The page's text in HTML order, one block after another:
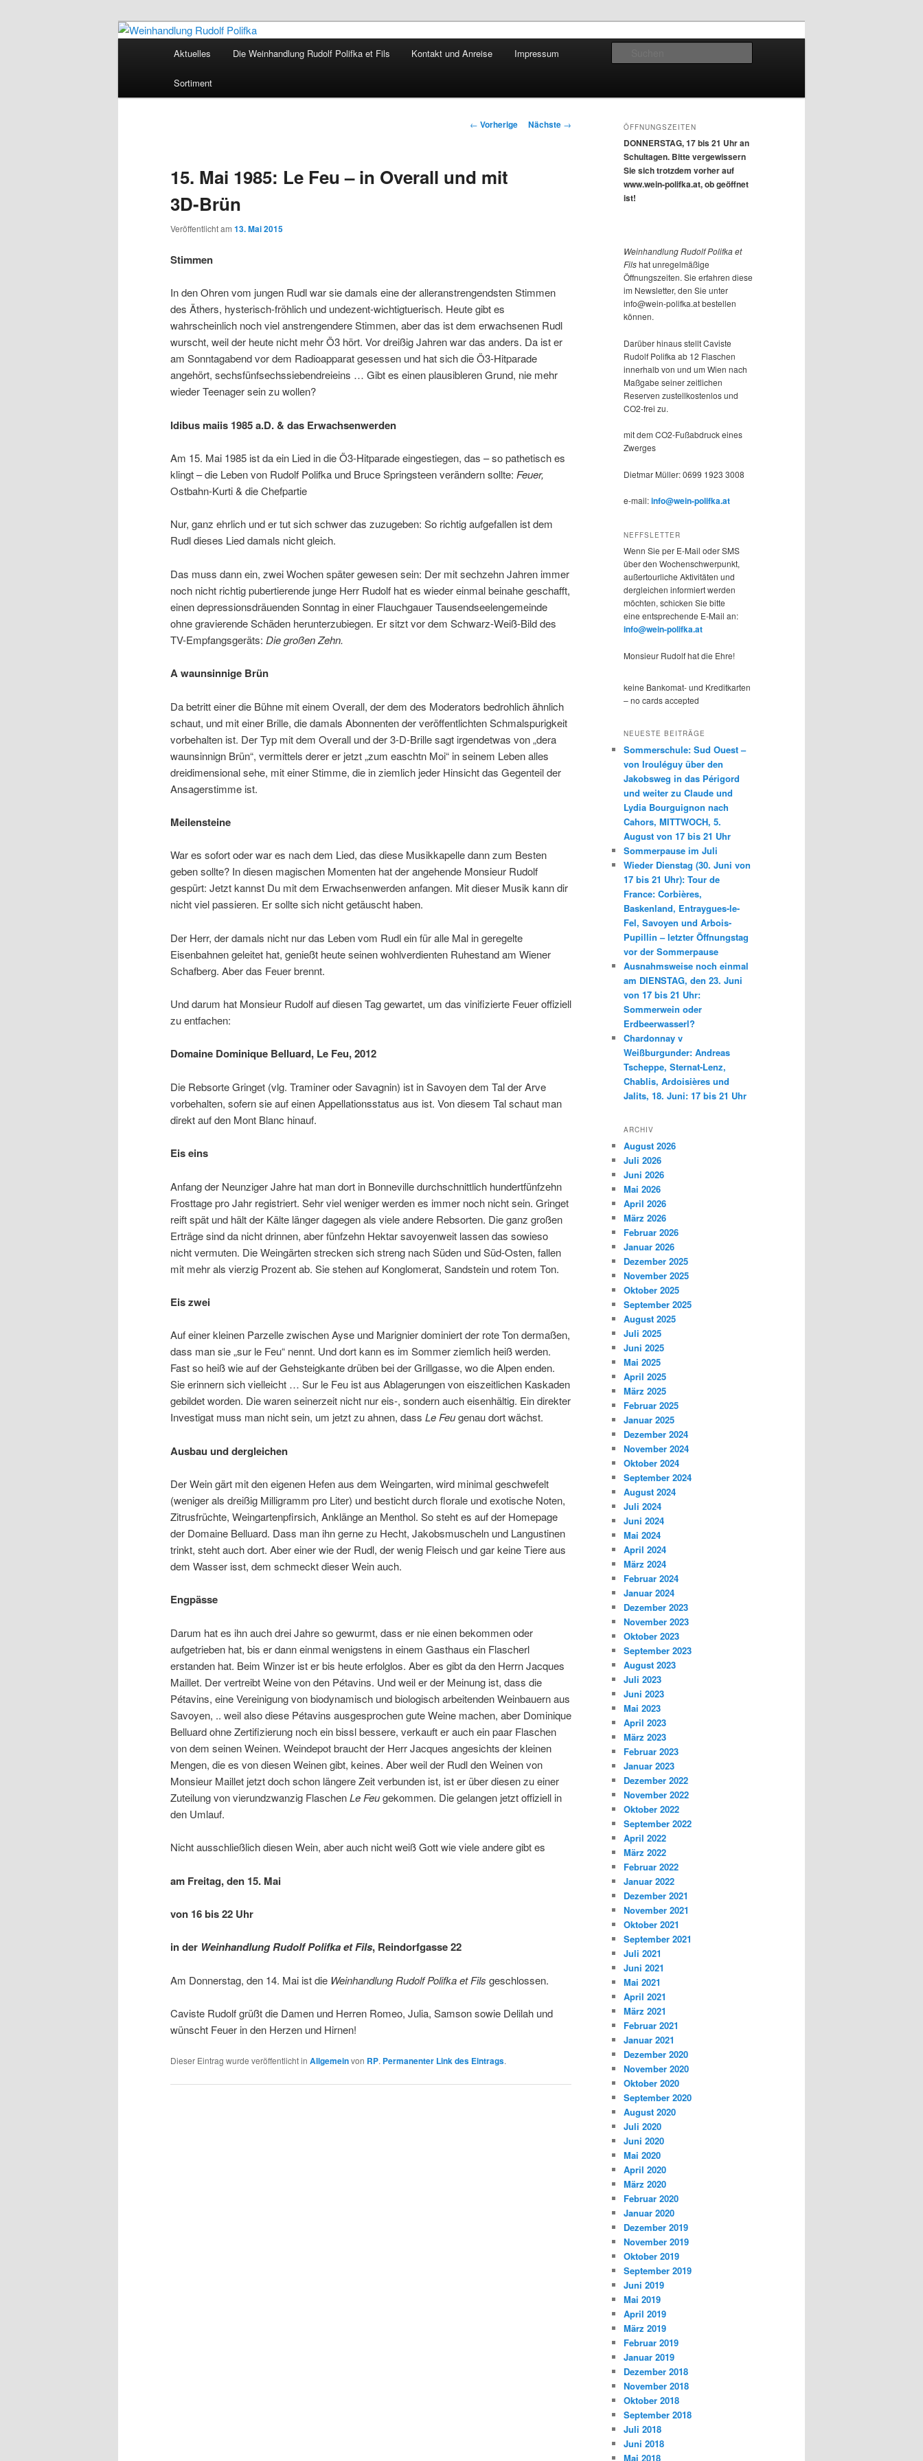
Weinhandlung Rudolf Polifka
Zum Inhalt wechseln
Aktuelles Die Weinhandlung Rudolf Polifka et Fils Kontakt und Anreise Impressum
Sortiment
Artikelnavigation
← Vorherige Nächste →
15. Mai 1985: Le Feu – in Overall und mit
3D-Brün
Veröffentlicht am 13. Mai 2015
Stimmen
In den Ohren vom jungen Rudl war sie damals eine der alleranstrengendsten Stimmen
des Äthers, hysterisch-fröhlich und undezent-wichtigtuerisch. Heute gibt es
wahrscheinlich noch viel anstrengendere Stimmen, aber das ist dem erwachsenen Rudl
wurscht, weil der heute nicht mehr Ö3 hört. Vor dreißig Jahren war das anders. Da ist er
am Sonntagabend vor dem Radioapparat gesessen und hat sich die Ö3-Hitparade
angehört, sechsfünfsechssiebendreieins … Gibt es einen plausibleren Grund, nie mehr
wieder Teenager sein zu wollen?
Idibus maiis 1985 a.D. & das Erwachsenwerden
Am 15. Mai 1985 ist da ein Lied in die Ö3-Hitparade eingestiegen, das – so pathetisch es
klingt – die Leben von Rudolf Polifka und Bruce Springsteen verändern sollte: Feuer,
Ostbahn-Kurti & die Chefpartie
Nur, ganz ehrlich und er tut sich schwer das zuzugeben: So richtig aufgefallen ist dem
Rudl dieses Lied damals nicht gleich.
Das muss dann ein, zwei Wochen später gewesen sein: Der mit sechzehn Jahren immer
noch nicht richtig pubertierende junge Herr Rudolf hat es wieder einmal beinahe geschafft,
einen depressionsdräuenden Sonntag in einer Flauchgauer Tausendseelengemeinde
ohne gravierende Schäden herunterzubiegen. Er sitzt vor dem Schwarz-Weiß-Bild des
TV-Empfangsgeräts: Die großen Zehn.
A waunsinnige Brün
Da betritt einer die Bühne mit einem Overall, der dem des Moderators bedrohlich ähnlich
schaut, und mit einer Brille, die damals Abonnenten der veröffentlichten Schmalspurigkeit
vorbehalten ist. Der Typ mit dem Overall und der 3-D-Brille sagt irgendetwas von „dera
waunsinnign Brün“, vermittels derer er jetzt „zum easchtn Moi“ in seinem Leben alles
dreidimensional sehe, mit einer Stimme, die in ziemlich jeder Hinsicht das Gegenteil der
Ansagerstimme ist.
Meilensteine
War es sofort oder war es nach dem Lied, das diese Musikkapelle dann zum Besten
geben sollte? In diesen magischen Momenten hat der angehende Monsieur Rudolf
gespürt: Jetzt kannst Du mit dem Erwachsenwerden anfangen. Mit dieser Musik kann dir
nicht viel passieren. Er sollte sich nicht getäuscht haben.
Der Herr, der damals nicht nur das Leben vom Rudl ein für alle Mal in geregelte
Eisenbahnen geleitet hat, genießt heute seinen wohlverdienten Ruhestand am Wiener
Schafberg. Aber das Feuer brennt.
Und darum hat Monsieur Rudolf auf diesen Tag gewartet, um das vinifizierte Feuer offiziell
zu entfachen:
Domaine Dominique Belluard, Le Feu, 2012
Die Rebsorte Gringet (vlg. Traminer oder Savagnin) ist in Savoyen dem Tal der Arve
vorbehalten, sofern sie auf einen Appellationsstatus aus ist. Von diesem Tal schaut man
direkt auf den Mont Blanc hinauf.
Eis eins
Anfang der Neunziger Jahre hat man dort in Bonneville durchschnittlich hundertfünfzehn
Frosttage pro Jahr registriert. Sehr viel weniger werden es immer noch nicht sein. Gringet
reift spät und hält der Kälte länger dagegen als viele andere Rebsorten. Die ganz großen
Erträge sind da nicht drinnen, aber fünfzehn Hektar savoyenweit lassen das sowieso
nicht vermuten. Die Weingärten strecken sich streng nach Süden und Süd-Osten, fallen
mit mehr als vierzig Prozent ab. Sie stehen auf Konglomerat, Sandstein und rotem Ton.
Eis zwei
Auf einer kleinen Parzelle zwischen Ayse und Marignier dominiert der rote Ton dermaßen,
dass man sie „sur le Feu“ nennt. Und dort kann es im Sommer ziemlich heiß werden.
Fast so heiß wie auf der Gehsteigkante drüben bei der Grillgasse, wo die Alpen enden.
Sie erinnern sich vielleicht … Sur le Feu ist aus Ablagerungen von eiszeitlichen Kaskaden
gebildet worden. Die waren seinerzeit nicht nur eis-, sondern auch eisenhältig. Ein direkter
Investigat muss man nicht sein, um jetzt zu ahnen, dass Le Feugenau dort wächst.
Ausbau und dergleichen
Der Wein gärt mit den eigenen Hefen aus dem Weingarten, wird minimal geschwefelt
(weniger als dreißig Milligramm pro Liter) und besticht durch florale und exotische Noten,
Zitrusfrüchte, Weingartenpfirsich, Anklänge an Menthol. So steht es auf der Homepage
der Domaine Belluard. Dass man ihn gerne zu Hecht, Jakobsmuscheln und Langustinen
trinkt, steht auch dort. Aber einer wie der Rudl, der wenig Fleisch und gar keine Tiere aus
dem Wasser isst, dem schmeckt dieser Wein auch.
Engpässe
Darum hat es ihn auch drei Jahre so gewurmt, dass er nie einen bekommen oder
aufgetrieben hat, bis er dann einmal wenigstens in einem Gasthaus ein Flascherl
erstanden hat. Beim Winzer ist er bis heute erfolglos. Aber es gibt da den Herrn Jacques
Maillet. Der vertreibt Weine von den Pétavins. Und weil er der Meinung ist, dass die
Pétavins, eine Vereinigung von biodynamisch und biologisch arbeitenden Weinbauern aus
Savoyen, .. weil also diese Pétavins ausgesprochen gute Weine machen, aber Dominique
Belluard ohne Zertifizierung noch ein bissl bessere, verkauft er auch ein paar Flaschen
von dem seinen Weinen. Weindepot braucht der Herr Jacques angesichts der kleinen
Mengen, die es von diesen Weinen gibt, keines. Aber weil der Rudl den Weinen von
Monsieur Maillet jetzt doch schon längere Zeit verbunden ist, ist er über diesen zu einer
Zuteilung von vierundzwanzig FlaschenLe Feugekommen. Die gelangen jetzt offiziell in
den Umlauf.
Nicht ausschließlich diesen Wein, aber auch nicht weiß Gott wie viele andere gibt es
am Freitag, den 15. Mai
von 16 bis 22 Uhr
in der Weinhandlung Rudolf Polifka et Fils, Reindorfgasse 22
Am Donnerstag, den 14. Mai ist die Weinhandlung Rudolf Polifka et Fils geschlossen.
Caviste Rudolf grüßt die Damen und Herren Romeo, Julia, Samson sowie Delilah und
wünscht Feuer in den Herzen und Hirnen!
Dieser Eintrag wurde veröffentlicht in Allgemeinvon RP. Permanenter Link des Eintrags.
ÖFFNUNGSZEITEN
DONNERSTAG, 17 bis 21 Uhr an
Schultagen. Bitte vergewissern
Sie sich trotzdem vorher auf
www.wein-polifka.at, ob geöffnet
ist!
Weinhandlung Rudolf Polifka et
Filshat unregelmäßige
Öffnungszeiten. Sie erfahren diese
im Newsletter, den Sie unter
info@wein-polifka.at bestellen
können.
Darüber hinaus stellt Caviste
Rudolf Polifka ab 12 Flaschen
innerhalb von und um Wien nach
Maßgabe seiner zeitlichen
Reserven zustellkostenlos und
CO2-frei zu.
mit dem CO2-Fußabdruck eines
Zwerges
Dietmar Müller: 0699 1923 3008
e-mail:info@wein-polifka.at
NEFFSLETTER
Wenn Sie per E-Mail oder SMS
über den Wochenschwerpunkt,
außertourliche Aktivitäten und
dergleichen informiert werden
möchten, schicken Sie bitte
eine entsprechende E-Mail an:
info@wein-polifka.at
Monsieur Rudolf hat die Ehre!
keine Bankomat- und Kreditkarten
– no cards accepted
NEUESTE BEITRÄGE
Sommerschule: Sud Ouest –
von Irouléguy über den
Jakobsweg in das Périgord
und weiter zu Claude und
Lydia Bourguignon nach
Cahors, MITTWOCH, 5.
August von 17 bis 21 Uhr
Sommerpause im Juli
Wieder Dienstag (30. Juni von
17 bis 21 Uhr): Tour de
France: Corbières,
Baskenland, Entraygues-le-
Fel, Savoyen und Arbois-
Pupillin – letzter Öffnungstag
vor der Sommerpause
Ausnahmsweise noch einmal
am DIENSTAG, den 23. Juni
von 17 bis 21 Uhr:
Sommerwein oder
Erdbeerwasserl?
Chardonnay v
Weißburgunder: Andreas
Tscheppe, Sternat-Lenz,
Chablis, Ardoisières und
Jalits, 18. Juni: 17 bis 21 Uhr
ARCHIV
August 2026
Juli 2026
Juni 2026
Mai 2026
April 2026
März 2026
Februar 2026
Januar 2026
Dezember 2025
November 2025
Oktober 2025
September 2025
August 2025
Juli 2025
Juni 2025
Mai 2025
April 2025
März 2025
Februar 2025
Januar 2025
Dezember 2024
November 2024
Oktober 2024
September 2024
August 2024
Juli 2024
Juni 2024
Mai 2024
April 2024
März 2024
Februar 2024
Januar 2024
Dezember 2023
November 2023
Oktober 2023
September 2023
August 2023
Juli 2023
Juni 2023
Mai 2023
April 2023
März 2023
Februar 2023
Januar 2023
Dezember 2022
November 2022
Oktober 2022
September 2022
April 2022
März 2022
Februar 2022
Januar 2022
Dezember 2021
November 2021
Oktober 2021
September 2021
Juli 2021
Juni 2021
Mai 2021
April 2021
März 2021
Februar 2021
Januar 2021
Dezember 2020
November 2020
Oktober 2020
September 2020
August 2020
Juli 2020
Juni 2020
Mai 2020
April 2020
März 2020
Februar 2020
Januar 2020
Dezember 2019
November 2019
Oktober 2019
September 2019
Juni 2019
Mai 2019
April 2019
März 2019
Februar 2019
Januar 2019
Dezember 2018
November 2018
Oktober 2018
September 2018
Juli 2018
Juni 2018
Mai 2018